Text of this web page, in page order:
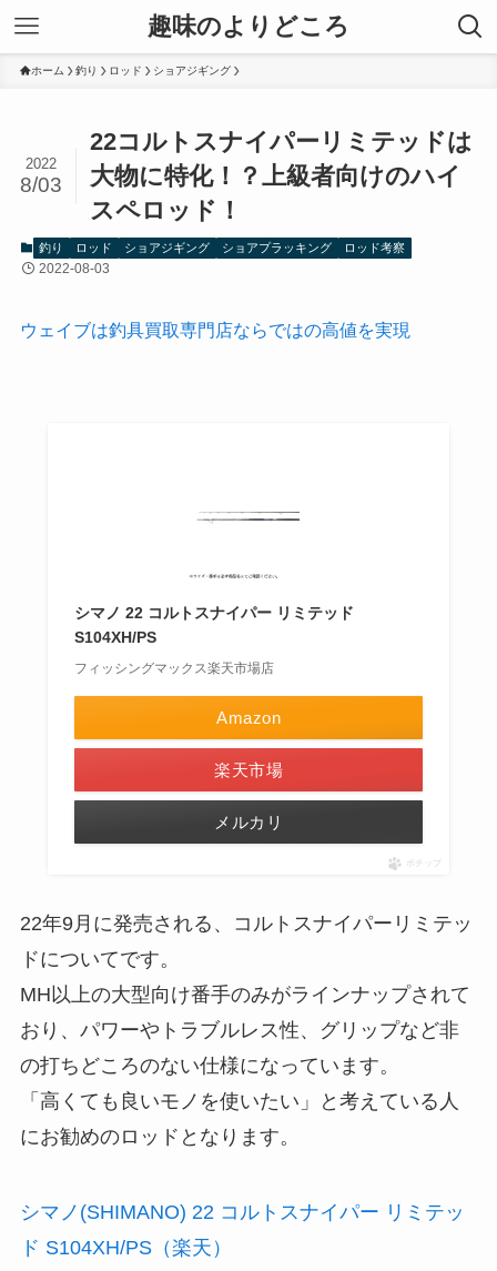
趣味のよりどころ
ホーム 釣り ロッド ショアジギング
22コルトスナイパーリミテッドは
大物に特化！？上級者向けのハイ
スペロッド！
2022
8/03
釣り ロッド ショアジギング ショアプラッキング ロッド考察
2022-08-03
ウェイブは釣具買取専門店ならではの高値を実現
シマノ 22 コルトスナイパー リミテッド
S104XH/PS
フィッシングマックス楽天市場店
Amazon
楽天市場
メルカリ
ポチップ
22年9月に発売される、コルトスナイパーリミテッ
ドについてです。
MH以上の大型向け番手のみがラインナップされて
おり、パワーやトラブルレス性、グリップなど非
の打ちどころのない仕様になっています。
「高くても良いモノを使いたい」と考えている人
にお勧めのロッドとなります。
シマノ(SHIMANO) 22 コルトスナイパー リミテッ
ド S104XH/PS（楽天）